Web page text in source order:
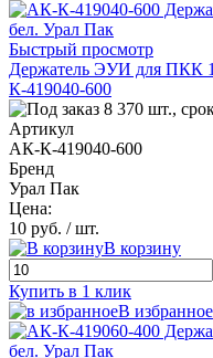
Быстрый просмотр
Держатель ЭУИ для ПКК
К-419040-600
8 370 шт.,
Артикул
АК-К-419040-600
Бренд
Урал Пак
Цена:
10 руб. / шт.
В корзину
Купить в 1 клик
В избранное